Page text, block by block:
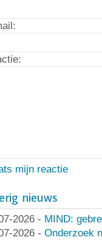
mijn reactie
nieuws
2026 - MIND:
2026 - Onderzoek